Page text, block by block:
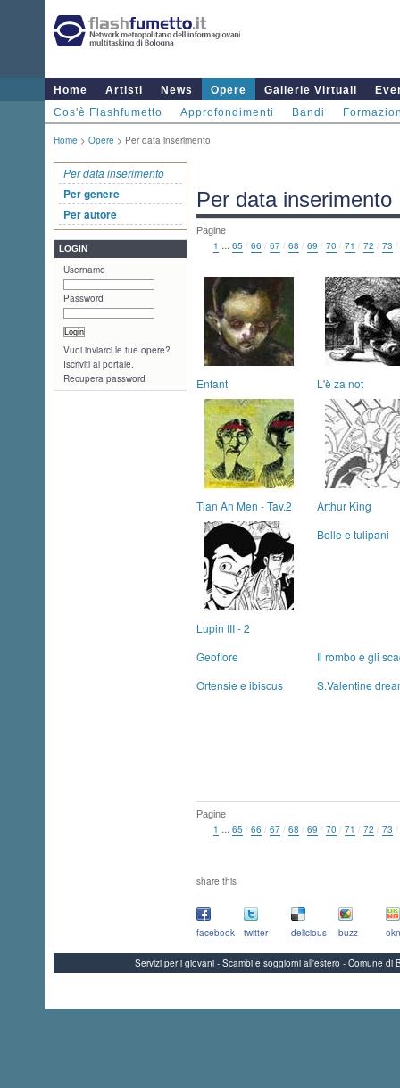
Home Artisti News Opere Gallerie Virtuali
Cos'è Flashfumetto
Approfondimenti Bandi
Home > Opere > Per data inserimento
Per data inserimento
Per genere
Per autore
LOGIN
Username
Password
Vuoi inviarci le tue opere?
Iscriviti al portale.
Recupera password
Per data inserimento
Pagine
1 ... 65 / 66 / 67 / 68 / 69 / 70 / 71 / 72 / 73 /
Enfant L'è za not
Tian An Men - Tav.2 Arthur King
Lupin III - 2
Bolle e tulipani
Geofiore
Il rombo e gli
Ortensie e ibiscus
S.Valentine
Pagine
1 ... 65 / 66 / 67 / 68 / 69 / 70 / 71 / 72 / 73 /
share this
facebook twitter delicious buzz
Servizi per i giovani - Scambi e soggiorni all'estero - Comune